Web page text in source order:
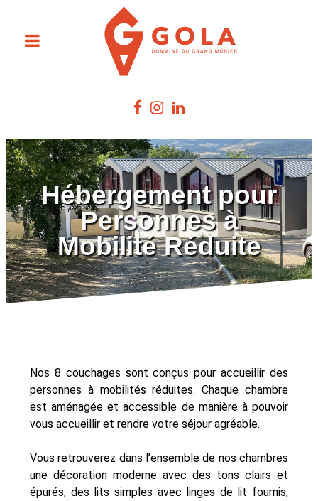
Hébergement pour
Personnes à
Mobilité Réduite
Nos 8 couchages sont conçus pour accueillir des
personnes à mobilités réduites. Chaque chambre
est aménagée et accessible de manière à pouvoir
vous accueillir et rendre votre séjour agréable.
Vous retrouverez dans l’ensemble de nos chambres
une décoration moderne avec des tons clairs et
épurés, des lits simples avec linges de lit fournis,